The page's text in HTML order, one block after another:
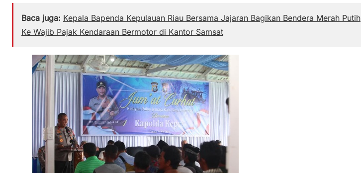
Baca juga: Kepala Bapenda Kepulauan Riau Bersama Jajaran Bagikan Bendera Merah Putih
Ke Wajib Pajak Kendaraan Bermotor di Kantor Samsat